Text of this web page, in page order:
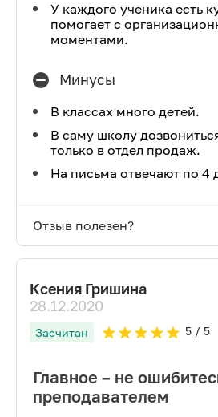
У каждого ученика есть
помогает с
моментами.
Минусы
В классах много детей.
В саму школу
только в отдел продаж.
На письма отвечают по 4
Отзыв полезен?
Ксения Гришина
28.12.2020
Засчитан 5/ 5
Главное – не
преподавателем